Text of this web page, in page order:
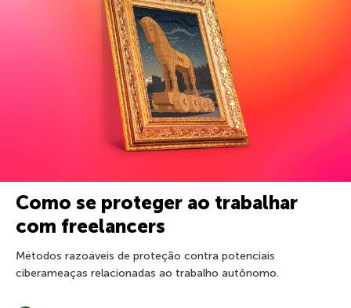
Como se proteger ao trabalhar
com freelancers
Métodos razoáveis de proteção contra potenciais
ciberameaças relacionadas ao trabalho autônomo.